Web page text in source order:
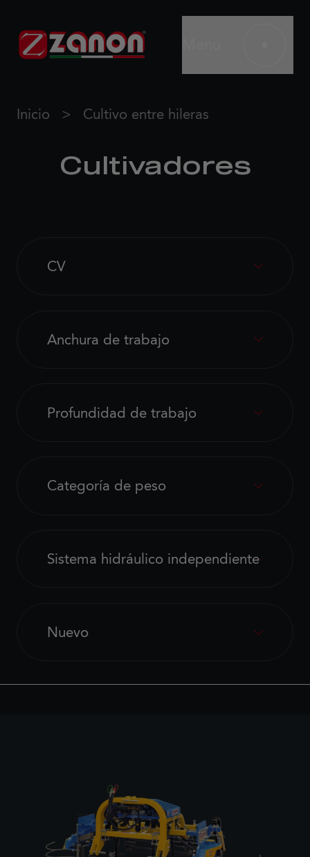
Inicio Cultivo entre hileras
Cultivadores
CV
Anchura de trabajo
Profundidad de trabajo
Categoría de peso
Sistema hidráulico independiente
Nuevo